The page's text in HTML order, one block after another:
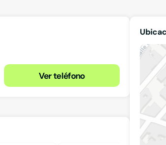
Ver teléfono